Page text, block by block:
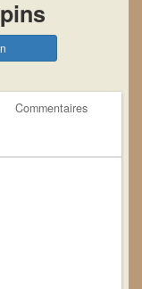
Commentaires